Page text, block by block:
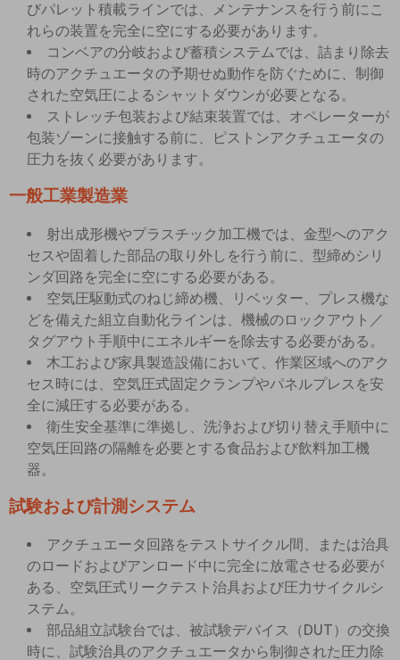
びパレット積載ラインでは、メンテナンスを行う前にこ
れらの装置を完全に空にする必要があります。
コンベアの分岐および蓄積システムでは、詰まり除去
時のアクチュエータの予期せぬ動作を防ぐために、制御
された空気圧によるシャットダウンが必要となる。
ストレッチ包装および結束装置では、オペレーターが
包装ゾーンに接触する前に、ピストンアクチュエータの
圧力を抜く必要があります。
一般工業製造業
射出成形機やプラスチック加工機では、金型へのアク
セスや固着した部品の取り外しを行う前に、型締めシリ
ンダ回路を完全に空にする必要がある。
空気圧駆動式のねじ締め機、リベッター、プレス機な
どを備えた組立自動化ラインは、機械のロックアウト／
タグアウト手順中にエネルギーを除去する必要がある。
木工および家具製造設備において、作業区域へのアク
セス時には、空気圧式固定クランプやパネルプレスを安
全に減圧する必要がある。
衛生安全基準に準拠し、洗浄および切り替え手順中に
空気圧回路の隔離を必要とする食品および飲料加工機
器。
試験および計測システム
アクチュエータ回路をテストサイクル間、または治具
のロードおよびアンロード中に完全に放電させる必要が
ある、空気圧式リークテスト治具および圧力サイクルシ
ステム。
部品組立試験台では、被試験デバイス（DUT）の交換
時に、試験治具のアクチュエータから制御された圧力除